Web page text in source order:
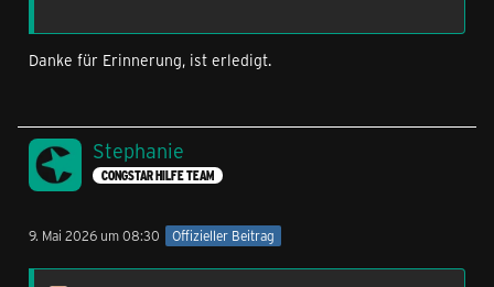
Danke für Erinnerung, ist erledigt.
Stephanie
CONGSTAR HILFE TEAM
9. Mai 2026 um 08:30 Offizieller Beitrag